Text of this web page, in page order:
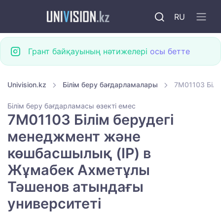
RU
Грант байқауының нәтижелері осы бетте
Univision.kz Білім беру бағдарламалары 7M01103
Білім беру бағдарламасы өзекті емес
7M01103 Білім берудегі
менеджмент және
көшбасшылық (IP) в
Жұмабек Ахметұлы
Тәшенов атындағы
университеті